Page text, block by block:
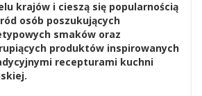
krajów i cieszą się popularnością
osób poszukujących
smaków oraz
produktów inspirowanych
recepturami kuchni